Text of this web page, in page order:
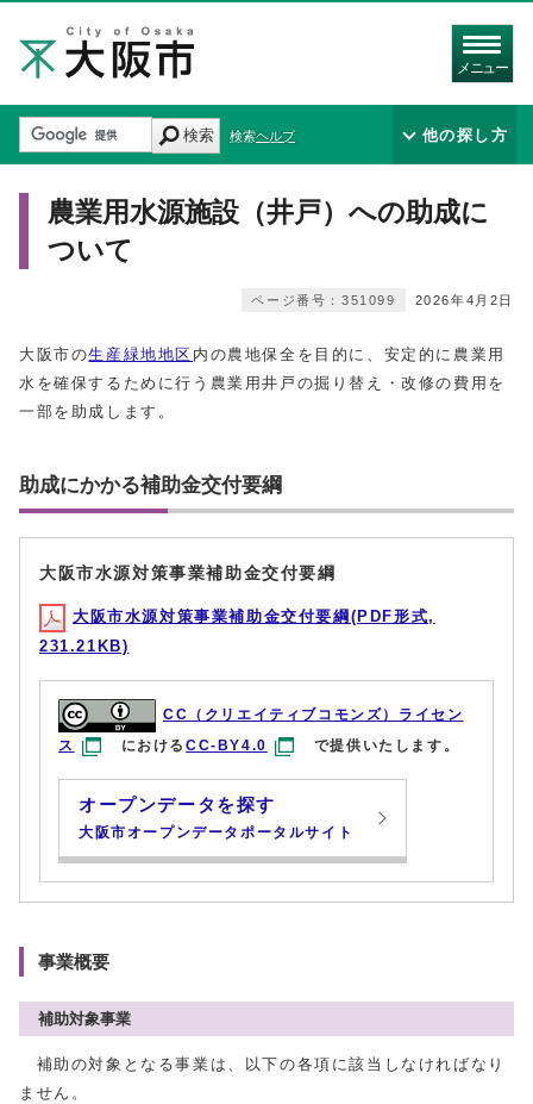
メニュー
検索 検索ヘルプ 他の探し方
農業用水源施設（井戸）への助成に
ついて
2026年4月2日
ページ番号：351099
大阪市の生産緑地地区 内の農地保全を目的に、安定的に農業用
水を確保するために行う農業用井戸の掘り替え・改修の費用を
一部を助成します。
助成にかかる補助金交付要綱
大阪市水源対策事業補助金交付要綱
大阪市水源対策事業補助金交付要綱(PDF形式,
231.21KB)
CC（クリエイティブコモンズ）ライセン
ス
におけるCC-BY4.0 で提供いたします。
オープンデータを探す
大阪市オープンデータポータルサイト
事業概要
補助対象事業
補助の対象となる事業は、以下の各項に該当しなければなり
ません。